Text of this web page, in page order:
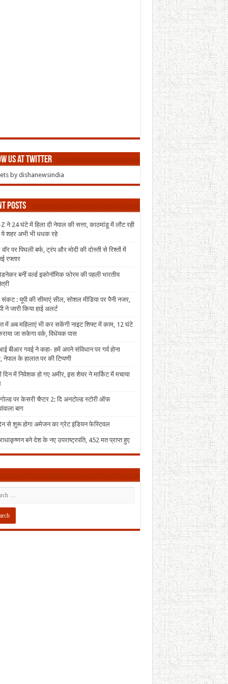
us at Twitter
by dishanewsindia
Posts
ने 24 घंटे में हिला दी नेपाल की सत्ता, काठमांडू में लौट रही
ये शहर अभी भी धधक रहे
पर पिघली बर्फ, ट्रंप और मोदी की दोस्ती से रिश्तों में
रफ्तार
बनीं वर्ल्ड इकोनॉमिक फोरम की पहली भारतीय
संकट : यूपी की सीमाएं सील, सोशल मीडिया पर पैनी नजर,
ने जारी किया हाई अलर्ट
में अब महिलाएं भी कर सकेंगी नाइट शिफ्ट में काम, 12 घंटे
जा सकेगा वर्क, विधेयक पास
बीआर गवई ने कहा- हमें अपने संविधान पर गर्व होना
नेपाल के हालात पर की टिप्पणी
दिन में निवेशक हो गए अमीर, इस शेयर ने मार्किट में मचाया
गोल्ड पर केसरी चैप्टर 2: दि अनटोल्ड स्टोरी ऑफ
बाग
से शुरू होगा अमेजन का ग्रेट इंडियन फेस्टिवल
बने देश के नए उपराष्ट्रपति, 452 मत प्राप्त हुए